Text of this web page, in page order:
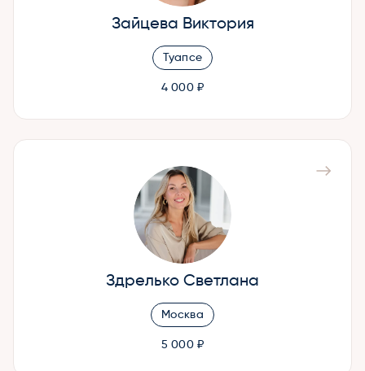
Зайцева Виктория
Туапсе
4 000 ₽
Здрелько Светлана
Москва
5 000 ₽